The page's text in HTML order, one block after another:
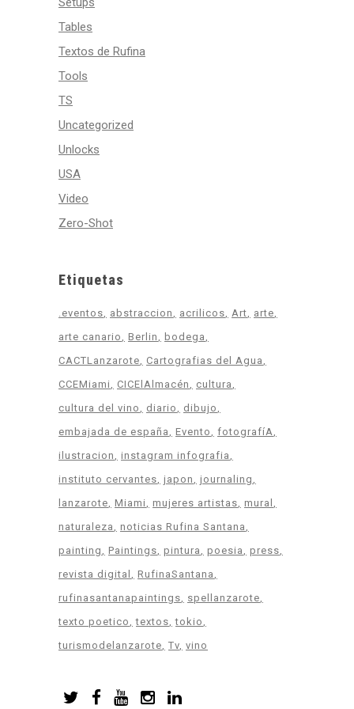
Tables
Textos de Rufina
Tools
TS
Uncategorized
Unlocks
USA
Video
Zero-Shot
Etiquetas
.eventos abstraccion acrilicos Art
arte
arte canario
Berlin
bodega
CACTLanzarote
Cartografias del Agua
CCEMiami
CICElAlmacén
cultura
cultura del vino
diario
dibujo
embajada de españa
Evento
fotografíA
ilustracion
instagram infografia
instituto cervantes japon
journaling
lanzarote Miami mujeres artistas mural
naturaleza
noticias Rufina Santana
painting
Paintings pintura poesia
press
revista digital
RufinaSantana
rufinasantanapaintings
spellanzarote
texto poetico
textos tokio
turismodelanzarote Tv vino